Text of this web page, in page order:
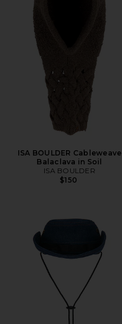
ISA BOULDER Cableweave
Balaclava in Soil
ISA BOULDER
$150